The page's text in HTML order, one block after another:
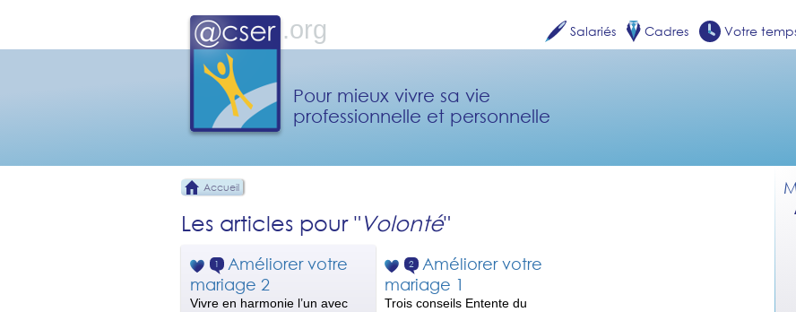
Pour mieux vivre sa vie
professionnelle et personnelle
Salariés Cadres Votre
Accueil
Les articles pour "Volonté"
1
Améliorer votre
mariage 2
Vivre en harmonie l’un avec
2
Améliorer votre
mariage 1
Trois conseils Entente du